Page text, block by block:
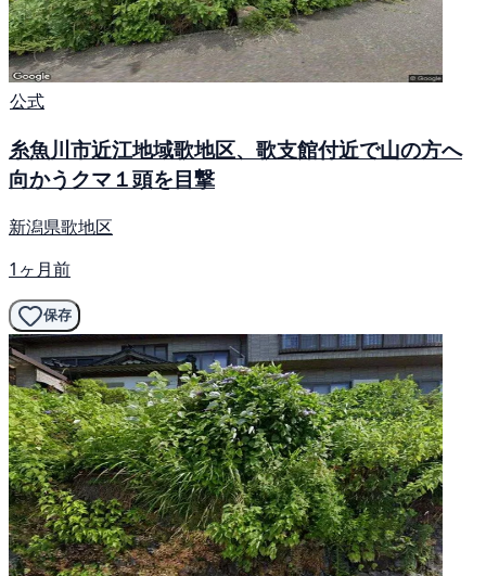
公式
糸魚川市近江地域歌地区、歌支館付近で山の方へ
向かうクマ１頭を目撃
新潟県歌地区
1ヶ月前
保存